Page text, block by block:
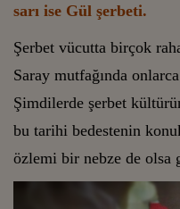
sarı ise Gül şerbeti.
Şerbet vücutta birçok
Saray mutfağında
Şimdilerde şerbet
bu tarihi bedestenin
özlemi bir nebze de olsa